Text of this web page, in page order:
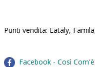
Punti vendita: Eataly,
Facebook - Così